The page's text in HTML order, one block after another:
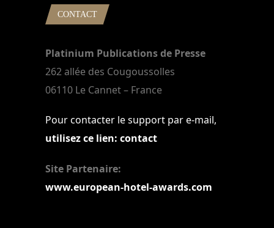
CONTACT
Platinium Publications de Presse
262 allée des Cougoussolles
06110 Le Cannet – France
Pour contacter le support par e-mail,
utilisez ce lien: contact
Site Partenaire:
www.european-hotel-awards.com